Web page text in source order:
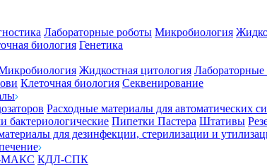
Лабораторные роботы Микробиология
биология Генетика
Жидкостная цитология Лабораторные
Клеточная биология Секвенирование
Расходные материалы для автоматических
бактериологические Пипетки Пастера Штативы
для дезинфекции, стерилизации и
КДЛ-СПК